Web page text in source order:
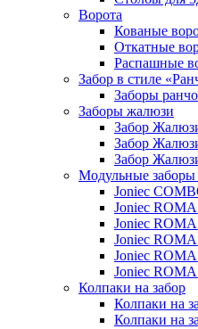
Ворота
Кованые
Откатные
Распашные
Забор в стиле
Заборы
Заборы жалюзи
Забор
Забор
Забор
Модульные заборы
Joniec
Joniec ROMA
Joniec
Joniec
Joniec ROMA
Joniec ROMA
Колпаки на забор
Колпаки на
Колпаки на